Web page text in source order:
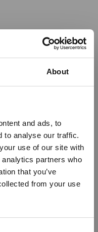
About
and ads, to
to analyse our traffic.
use of our site with
partners who
that you’ve
from your use